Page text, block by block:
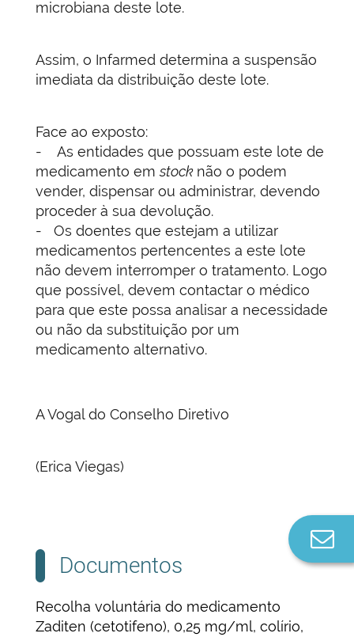
microbiana deste lote.
Assim, o Infarmed determina a suspensão
imediata da distribuição deste lote.
Face ao exposto:
- As entidades que possuam este lote de
medicamento emstock não o podem
vender, dispensar ou administrar, devendo
proceder à sua devolução.
- Os doentes que estejam a utilizar
medicamentos pertencentes a este lote
não devem interromper o tratamento. Logo
que possível, devem contactar o médico
para que este possa analisar a necessidade
ou não da substituição por um
medicamento alternativo.
A Vogal do Conselho Diretivo
(Erica Viegas)
Documentos
Recolha voluntária do medicamento
Zaditen (cetotifeno), 0,25 mg/ml, colírio,